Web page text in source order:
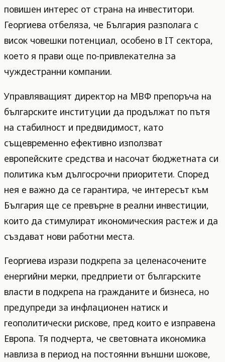
повишен интерес от страна на инвеститори.
Георгиева отбеляза, че България разполага с
висок човешки потенциал, особено в IT сектора,
което я прави още по-привлекателна за
чуждестранни компании.
Управляващият директор на МВФ препоръча на
българските институции да продължат по пътя
на стабилност и предвидимост, като
същевременно ефективно използват
европейските средства и насочат бюджетната си
политика към дългосрочни приоритети. Според
нея е важно да се гарантира, че интересът към
България ще се превърне в реални инвестиции,
които да стимулират икономическия растеж и да
създават нови работни места.
Георгиева изрази подкрепа за целенасочените
енергийни мерки, предприети от българските
власти в подкрепа на гражданите и бизнеса, но
предупреди за инфлационен натиск и
геополитически рискове, пред които е изправена
Европа. Тя подчерта, че световната икономика
навлиза в период на постоянни външни шокове,